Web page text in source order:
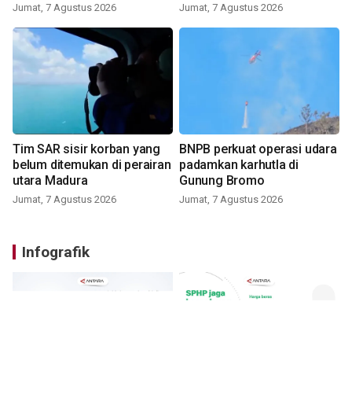
Jumat, 7 Agustus 2026 Jumat, 7 Agustus 2026
Tim SAR sisir korban yang
belum ditemukan di perairan
utara Madura
Jumat, 7 Agustus 2026
BNPB perkuat operasi udara
padamkan karhutla di
Gunung Bromo
Jumat, 7 Agustus 2026
Infografik